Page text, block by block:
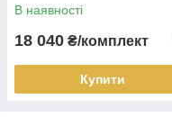
В наявності
18 040 ₴/комплект
Купити